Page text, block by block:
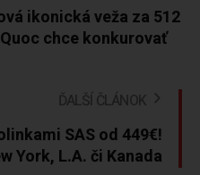
ikonická veža za 512
chce konkurovať
ĎALŠÍ ČLÁNOK
SAS od 449€!
York, L.A. či Kanada